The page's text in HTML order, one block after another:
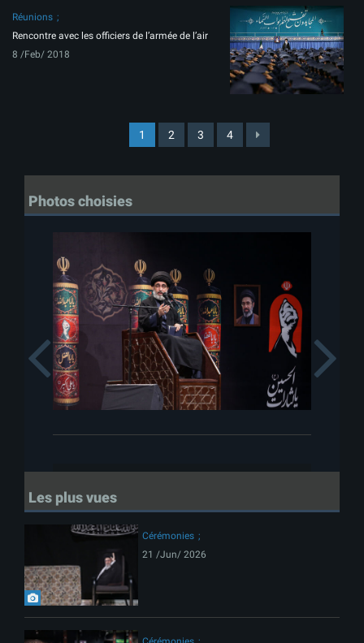
Réunions
Rencontre avec les officiers de l’armée de l’air
8 /Feb/ 2018
1 2 3 4
Photos choisies
Previous
Les plus vues
Cérémonies
21 /Jun/ 2026